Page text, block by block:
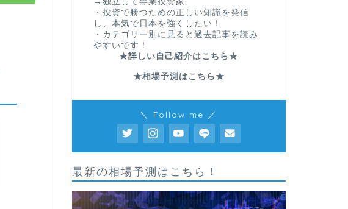
・投資で勝つための正しい知識を発信
し、本気で日本を強くしたい！
・カテゴリー別に見ると過去記事を読み
やすいです！
★詳しい自己紹介はこちら★
★相場予測はこちら★
＼ Follow me ／
最新の相場予測はこちら！